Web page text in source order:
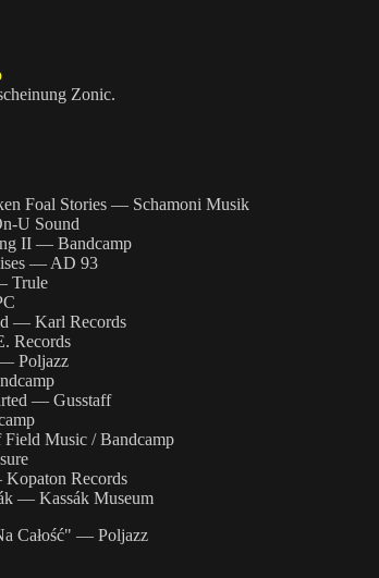
Zonic.
Foal Stories — Schamoni Musik
U Sound
II — Bandcamp
— AD 93
Trule
— Karl Records
Records
Poljazz
— Gusstaff
Music / Bandcamp
Records
— Kassák Museum
Całość" — Poljazz